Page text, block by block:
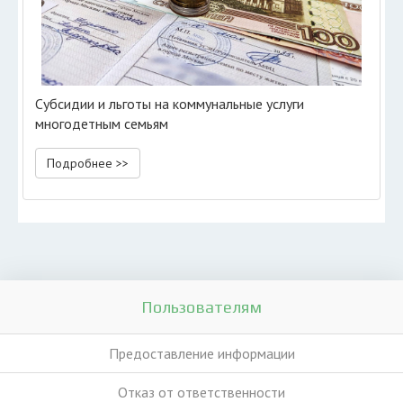
Субсидии и льготы на коммунальные услуги
многодетным семьям
Подробнее >>
Пользователям
Предоставление информации
Отказ от ответственности